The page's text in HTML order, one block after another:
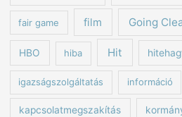
fair game film Going
HBO hiba Hit
igazságszolgáltatás információ
kapcsolatmegszakítás